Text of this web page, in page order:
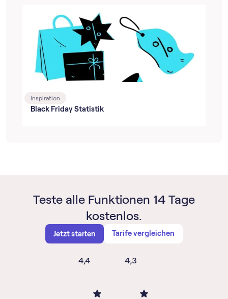
Inspiration
Black Friday Statistik
Teste alle Funktionen 14 Tage
kostenlos.
Jetzt starten Tarife vergleichen
4,4 4,3